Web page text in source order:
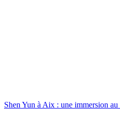
Shen Yun à Aix : une immersion